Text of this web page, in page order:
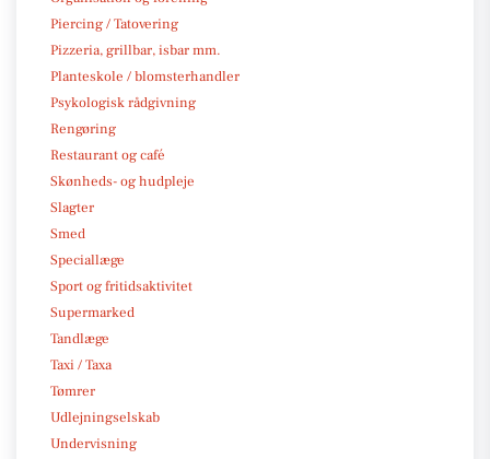
Piercing / Tatovering
Pizzeria, grillbar, isbar mm.
Planteskole / blomsterhandler
Psykologisk rådgivning
Rengøring
Restaurant og café
Skønheds- og hudpleje
Slagter
Smed
Speciallæge
Sport og fritidsaktivitet
Supermarked
Tandlæge
Taxi / Taxa
Tømrer
Udlejningselskab
Undervisning